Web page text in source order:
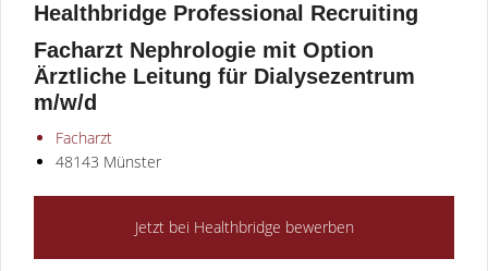
Healthbridge Professional Recruiting
Facharzt Nephrologie mit Option
Ärztliche Leitung für Dialysezentrum
m/w/d
Facharzt
48143 Münster